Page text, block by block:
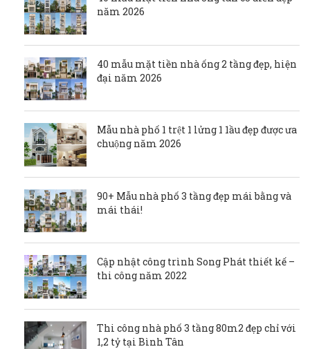
năm 2026
40 mẫu mặt tiền nhà ống 2 tầng đẹp, hiện
đại năm 2026
Mẫu nhà phố 1 trệt 1 lửng 1 1ầu đẹp được ưa
chuộng năm 2026
90+ Mẫu nhà phố 3 tầng đẹp mái bằng và
mái thái!
Cập nhật công trình Song Phát thiết kế –
thi công năm 2022
Thi công nhà phố 3 tầng 80m2 đẹp chỉ với
1,2 tỷ tại Bình Tân